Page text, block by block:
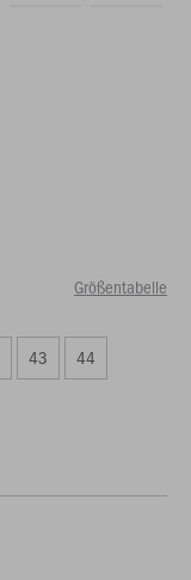
Größentabelle
43 44